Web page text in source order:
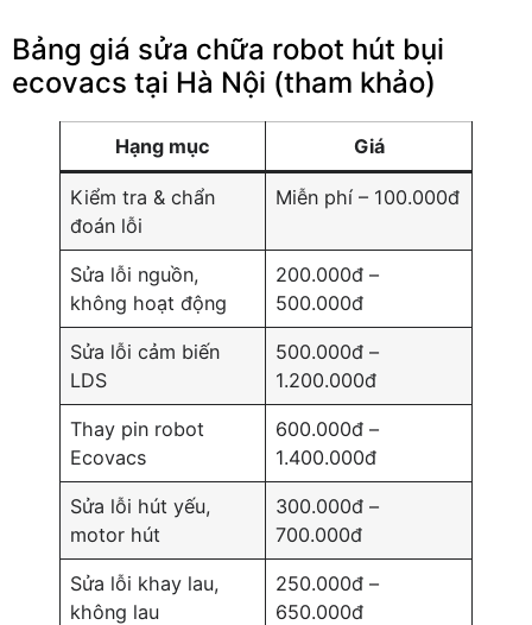
Bảng giá sửa chữa robot hút bụi
ecovacs tại Hà Nội (tham khảo)
Hạng mục Giá
Kiểm tra & chẩn
đoán lỗi
Miễn phí – 100.000đ
Sửa lỗi nguồn,
không hoạt động
200.000đ –
500.000đ
Sửa lỗi cảm biến
LDS
500.000đ –
1.200.000đ
Thay pin robot
Ecovacs
600.000đ –
1.400.000đ
Sửa lỗi hút yếu,
motor hút
300.000đ –
700.000đ
Sửa lỗi khay lau,
không lau
250.000đ –
650.000đ